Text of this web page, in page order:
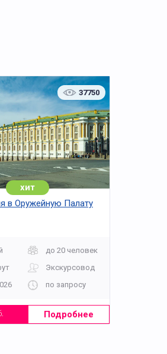
с разных сторон
как исторические
подойдет гостям
37750
хит
в Оружейную Палату
до 20 человек
Экскурсовод
по запросу
Подробнее